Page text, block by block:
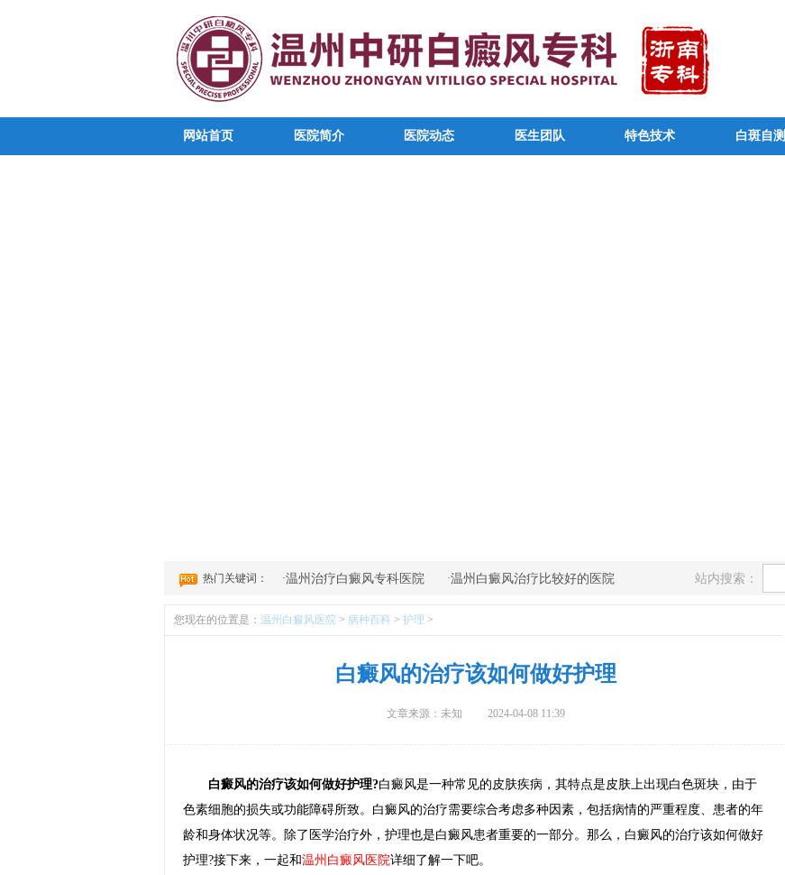
网站首页 医院简介 医院动态 医生团队 特色技术 白斑自测
热门关键词： ·温州治疗白癜风专科医院 ·温州白癜风治疗比较好的医院 站内搜索：
您现在的位置是： 温州白癜风医院 > 病种百科 > 护理 >
白癜风的治疗该如何做好护理
文章来源：未知 2024-04-08 11:39
白癜风的治疗该如何做好护理?白癜风是一种常见的皮肤疾病，其特点是皮肤上出现白色斑块，由于
色素细胞的损失或功能障碍所致。白癜风的治疗需要综合考虑多种因素，包括病情的严重程度、患者的年
龄和身体状况等。除了医学治疗外，护理也是白癜风患者重要的一部分。那么，白癜风的治疗该如何做好
护理?接下来，一起和温州白癜风医院详细了解一下吧。